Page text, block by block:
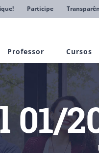
Participe
Professor Cursos
01/